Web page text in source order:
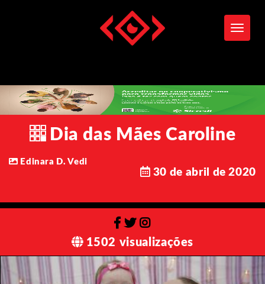
Dia das Mães Caroline
Edinara D. Vedi
30 de abril de 2020
1502 visualizações